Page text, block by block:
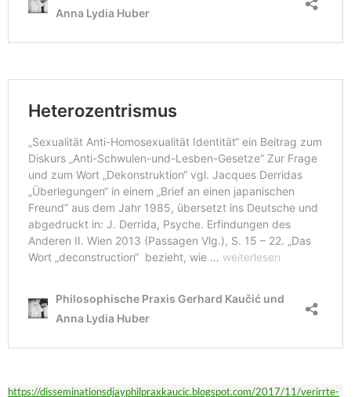
https://disseminationsdjayphilpraxkaucic.blogspot.com/2017/11/verirrte-